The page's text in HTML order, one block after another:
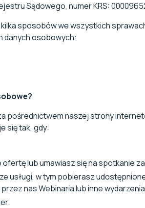
Sądowego, numer KRS:
sposobów we wszystkich
danych osobowych:
pośrednictwem naszej strony
się tak, gdy:
lub umawiasz się na spotkanie
usługi, w tym pobierasz
nas Webinaria lub inne